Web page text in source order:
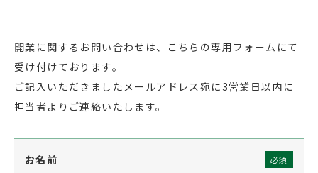
開業に関するお問い合わせは、こちらの専用フォームにて
受け付けております。
ご記入いただきましたメールアドレス宛に3営業日以内に
担当者よりご連絡いたします。
お名前 必須